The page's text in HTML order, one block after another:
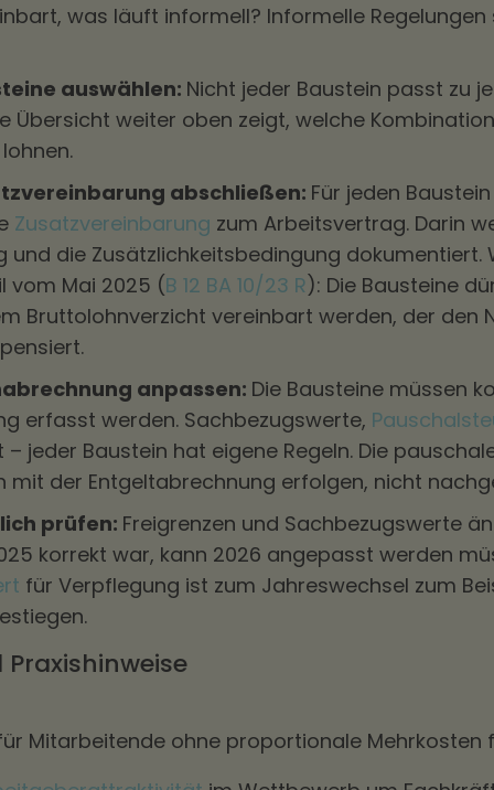
was läuft informell? Informelle Regelungen
auswählen: Nicht jeder Baustein passt zu
Übersicht weiter oben zeigt, welche
abschließen: Für jeden
Zusatzvereinbarung zum Arbeitsvertrag. Darin
und die Zusätzlichkeitsbedingung dokumentiert.
vom Mai 2025 (B 12 BA 10/23 R): Die Bausteine
Bruttolohnverzicht vereinbart werden, der den
anpassen: Die Bausteine müssen
erfasst werden. Sachbezugswerte,
jeder Baustein hat eigene Regeln. Die
mit der Entgeltabrechnung erfolgen, nicht
prüfen: Freigrenzen und Sachbezugswerte
korrekt war, kann 2026 angepasst werden
für Verpflegung ist zum Jahreswechsel zum
Mitarbeitende ohne proportionale Mehrkosten